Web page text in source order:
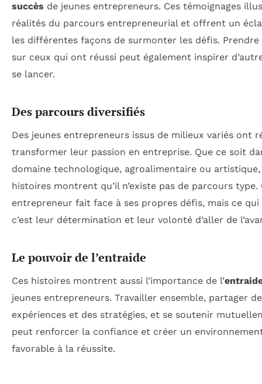
succès de jeunes entrepreneurs. Ces témoignages
réalités du parcours entrepreneurial et offrent un
les différentes façons de surmonter les défis. Prendre
sur ceux qui ont réussi peut également inspirer
se lancer.
Des parcours diversifiés
Des jeunes entrepreneurs issus de milieux variés ont
transformer leur passion en entreprise. Que ce soit
domaine technologique, agroalimentaire ou
histoires montrent qu’il n’existe pas de parcours type.
entrepreneur fait face à ses propres défis, mais ce
c’est leur détermination et leur volonté d’aller de
Le pouvoir de l’entraide
Ces histoires montrent aussi l’importance de l’
jeunes entrepreneurs. Travailler ensemble, partager
expériences et des stratégies, et se soutenir
peut renforcer la confiance et créer un
favorable à la réussite.